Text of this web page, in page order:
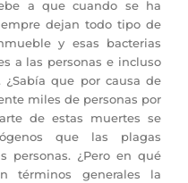
a que cuando se ha
dejan todo tipo de
y esas bacterias
a las personas e incluso
que por causa de
miles de personas por
de estas muertes se
que las plagas
personas. ¿Pero en qué
términos generales la